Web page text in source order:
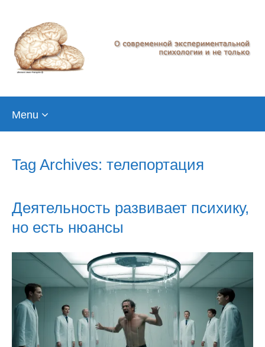
Menu
Tag Archives: телепортация
Деятельность развивает психику,
но есть нюансы